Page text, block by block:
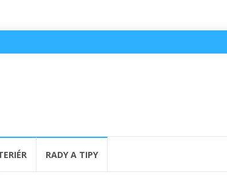
RADY A TIPY